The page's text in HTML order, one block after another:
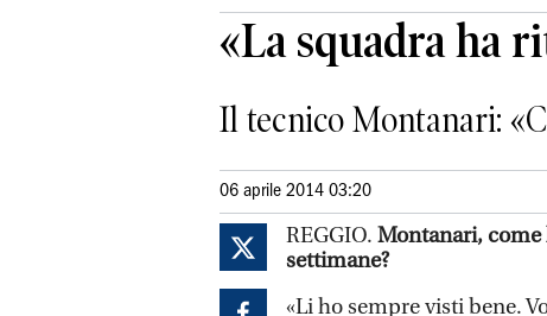
«La squadra ha
Il tecnico Montanari:
06 aprile 2014 03:20
REGGIO. Montanari, come
settimane?
«Li ho sempre visti bene.